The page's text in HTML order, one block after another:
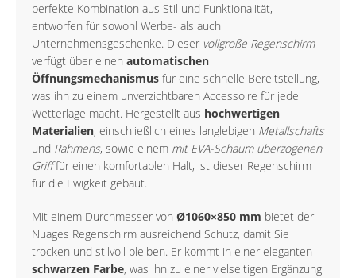
perfekte Kombination aus Stil und Funktionalität,
entworfen für sowohl Werbe- als auch
Unternehmensgeschenke. Dieser vollgroße Regenschirm
verfügt über einen automatischen
Öffnungsmechanismus für eine schnelle Bereitstellung,
was ihn zu einem unverzichtbaren Accessoire für jede
Wetterlage macht. Hergestellt aus hochwertigen
Materialien, einschließlich eines langlebigen Metallschafts
und Rahmens, sowie einem mit EVA-Schaum überzogenen
Grifffür einen komfortablen Halt, ist dieser Regenschirm
für die Ewigkeit gebaut.
Mit einem Durchmesser von Ø1060×850 mm bietet der
Nuages Regenschirm ausreichend Schutz, damit Sie
trocken und stilvoll bleiben. Er kommt in einer eleganten
schwarzen Farbe, was ihn zu einer vielseitigen Ergänzung